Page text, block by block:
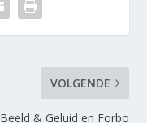
VOLGENDE
Beeld & Geluid en Forbo